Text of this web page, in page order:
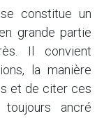
constitue un
grande partie
Il convient
la manière
et de citer ces
ancré